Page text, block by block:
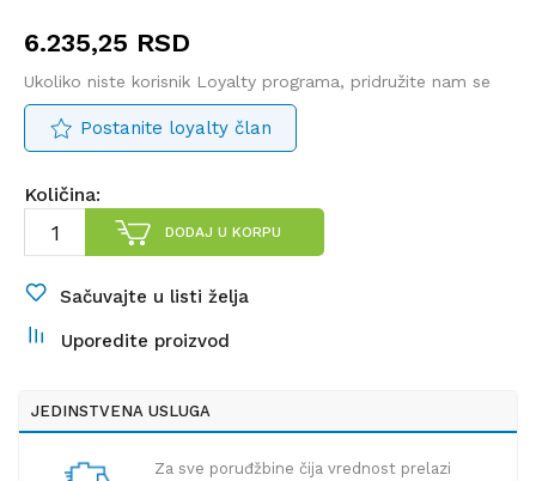
6.235,25 RSD
Ukoliko niste korisnik Loyalty programa, pridružite nam se
Postanite loyalty član
Količina:
DODAJ U KORPU
Sačuvajte u listi želja
Uporedite proizvod
JEDINSTVENA USLUGA
Za sve poruđžbine čija vrednost prelazi